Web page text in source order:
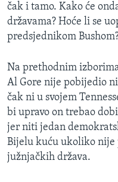
čak i tamo. Kako će
državama? Hoće li se
predsjednikom
Na prethodnim
Al Gore nije pobijedio
čak ni u svojem
bi upravo on trebao
jer niti jedan
Bijelu kuću ukoliko nije
južnjačkih država.